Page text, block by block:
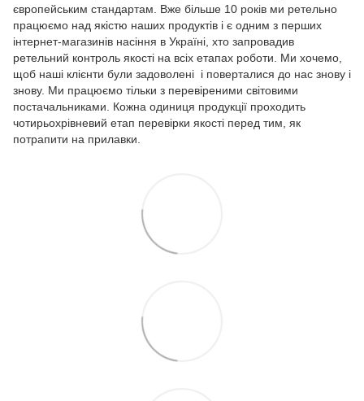
європейським стандартам. Вже більше 10 років ми ретельно
працюємо над якістю наших продуктів і є одним з перших
інтернет-магазинів насіння в Україні, хто запровадив
ретельний контроль якості на всіх етапах роботи. Ми хочемо,
щоб наші клієнти були задоволені і поверталися до нас знову і
знову. Ми працюємо тільки з перевіреними світовими
постачальниками. Кожна одиниця продукції проходить
чотирьохрівневий етап перевірки якості перед тим, як
потрапити на прилавки.